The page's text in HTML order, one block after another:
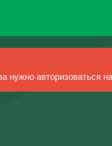
авторизоваться